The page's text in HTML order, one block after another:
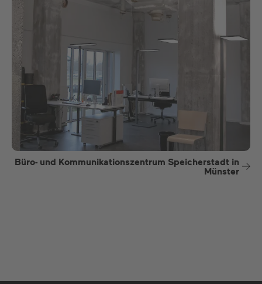
Büro- und Kommunikationszentrum Speicherstadt in
Münster